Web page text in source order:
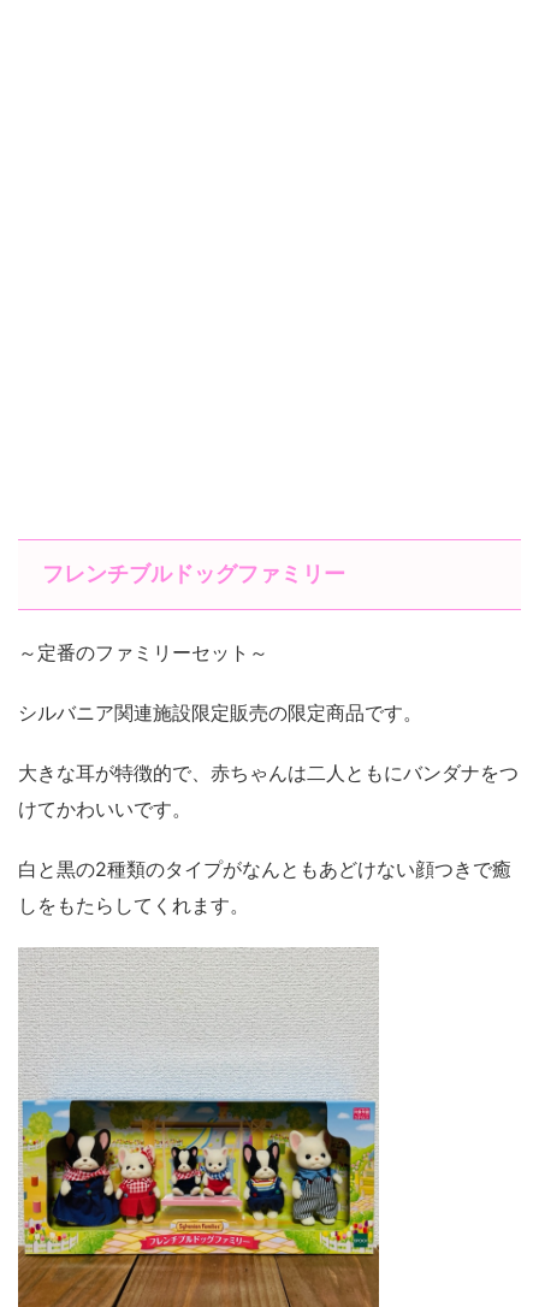
フレンチブルドッグファミリー
～定番のファミリーセット～
シルバニア関連施設限定販売の限定商品です。
大きな耳が特徴的で、赤ちゃんは二人ともにバンダナをつ
けてかわいいです。
白と黒の2種類のタイプがなんともあどけない顔つきで癒
しをもたらしてくれます。